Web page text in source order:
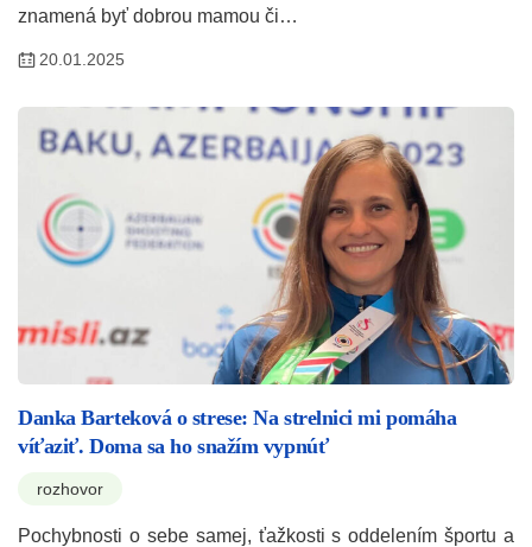
znamená byť dobrou mamou či…
20.01.2025
Danka Barteková o strese: Na strelnici mi pomáha
víťaziť. Doma sa ho snažím vypnúť
rozhovor
Pochybnosti o sebe samej, ťažkosti s oddelením športu a